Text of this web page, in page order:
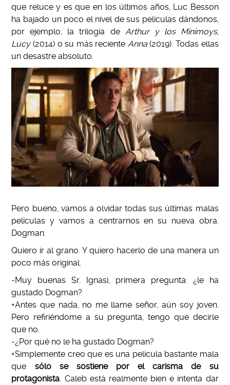
que reluce y es que en los últimos años, Luc Besson
ha bajado un poco el nivel de sus películas dándonos,
por ejemplo, la trilogía de Arthur y los Minimoys,
Lucy(2014) o su más reciente Anna(2019). Todas ellas
un desastre absoluto.
Pero bueno, vamos a olvidar todas sus últimas malas
películas y vamos a centrarnos en su nueva obra.
Dogman.
Quiero ir al grano. Y quiero hacerlo de una manera un
poco más original.
-Muy buenas Sr. Ignasi, primera pregunta: ¿le ha
gustado Dogman?
+Antes que nada, no me llame señor, aún soy joven.
Pero refiriéndome a su pregunta, tengo que decirle
que no.
-¿Por qué no le ha gustado Dogman?
+Simplemente creo que es una película bastante mala
que sólo se sostiene por el carisma de su
protagonista . Caleb está realmente bien e intenta dar